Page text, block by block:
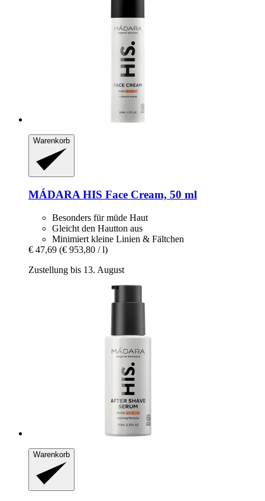
Warenkorb
MÁDARA HIS Face Cream, 50 ml
Besonders für müde Haut
Gleicht den Hautton aus
Minimiert kleine Linien & Fältchen
€ 47,69 (€ 953,80 / l)
Zustellung bis 13. August
Warenkorb